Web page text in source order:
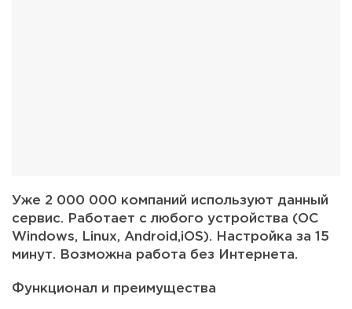
Уже 2 000 000 компаний используют данный
сервис. Работает с любого устройства (ОС
Windows, Linux, Android,iOS). Настройка за 15
минут. Возможна работа без Интернета.
Функционал и преимущества